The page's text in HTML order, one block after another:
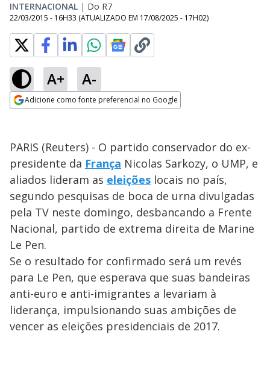
INTERNACIONAL | Do R7
22/03/2015 - 16H33 (ATUALIZADO EM 17/08/2025 - 17H02)
A+ A-
Adicione como fonte preferencial no Google
PARIS (Reuters) - O partido conservador do ex-
presidente da França Nicolas Sarkozy, o UMP, e
aliados lideram as eleições locais no país,
segundo pesquisas de boca de urna divulgadas
pela TV neste domingo, desbancando a Frente
Nacional, partido de extrema direita de Marine
Le Pen.
Se o resultado for confirmado será um revés
para Le Pen, que esperava que suas bandeiras
anti-euro e anti-imigrantes a levariam à
liderança, impulsionando suas ambições de
vencer as eleições presidenciais de 2017.